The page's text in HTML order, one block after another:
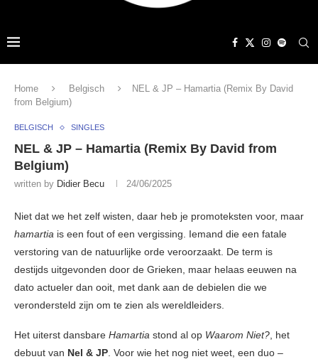
Home Belgisch
NEL & JP – Hamartia (Remix By David
from Belgium)
BELGISCH SINGLES
NEL & JP – Hamartia (Remix By David from
Belgium)
written by Didier Becu 24/06/2025
Niet dat we het zelf wisten, daar heb je promoteksten voor, maar
hamartia is een fout of een vergissing. Iemand die een fatale
verstoring van de natuurlijke orde veroorzaakt. De term is
destijds uitgevonden door de Grieken, maar helaas eeuwen na
dato actueler dan ooit, met dank aan de debielen die we
verondersteld zijn om te zien als wereldleiders.
Het uiterst dansbare Hamartia stond al op Waarom Niet?, het
debuut van Nel & JP. Voor wie het nog niet weet, een duo –